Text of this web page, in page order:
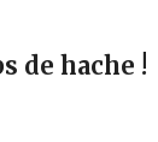
de hache !